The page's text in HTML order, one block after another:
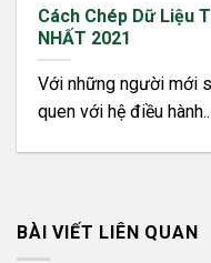
Cách Chép Dữ Liệu
NHẤT 2021
Với những người mới
quen với hệ điều hành...
BÀI VIẾT LIÊN QUAN